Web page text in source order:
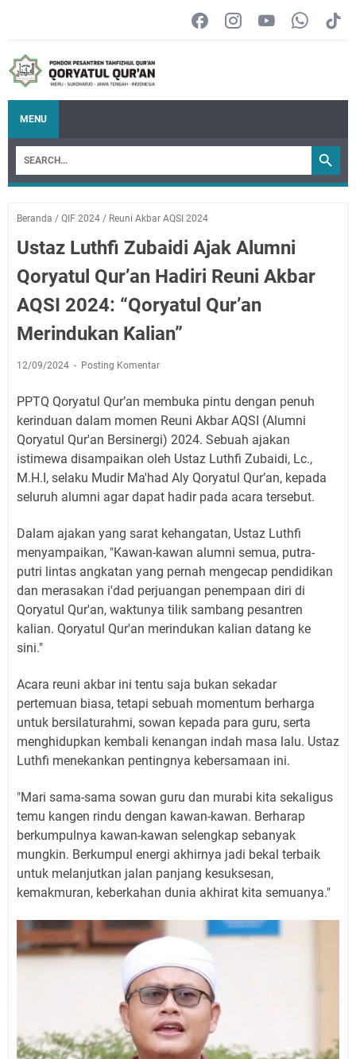
MENU
Beranda / QIF 2024 / Reuni Akbar AQSI 2024
Ustaz Luthfi Zubaidi Ajak Alumni
Qoryatul Qur’an Hadiri Reuni Akbar
AQSI 2024: “Qoryatul Qur’an
Merindukan Kalian”
12/09/2024 Posting Komentar
PPTQ Qoryatul Qur’an membuka pintu dengan penuh
kerinduan dalam momen Reuni Akbar AQSI (Alumni
Qoryatul Qur'an Bersinergi) 2024. Sebuah ajakan
istimewa disampaikan oleh Ustaz Luthfi Zubaidi, Lc.,
M.H.I, selaku Mudir Ma'had Aly Qoryatul Qur’an, kepada
seluruh alumni agar dapat hadir pada acara tersebut.
Dalam ajakan yang sarat kehangatan, Ustaz Luthfi
menyampaikan, "Kawan-kawan alumni semua, putra-
putri lintas angkatan yang pernah mengecap pendidikan
dan merasakan i'dad perjuangan penempaan diri di
Qoryatul Qur'an, waktunya tilik sambang pesantren
kalian. Qoryatul Qur'an merindukan kalian datang ke
sini."
Acara reuni akbar ini tentu saja bukan sekadar
pertemuan biasa, tetapi sebuah momentum berharga
untuk bersilaturahmi, sowan kepada para guru, serta
menghidupkan kembali kenangan indah masa lalu. Ustaz
Luthfi menekankan pentingnya kebersamaan ini.
"Mari sama-sama sowan guru dan murabi kita sekaligus
temu kangen rindu dengan kawan-kawan. Berharap
berkumpulnya kawan-kawan selengkap sebanyak
mungkin. Berkumpul energi akhirnya jadi bekal terbaik
untuk melanjutkan jalan panjang kesuksesan,
kemakmuran, keberkahan dunia akhirat kita semuanya."